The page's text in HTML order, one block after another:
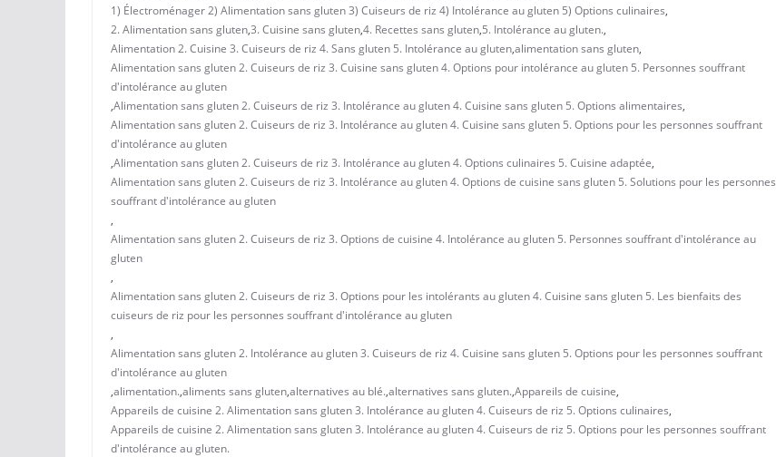
1) Électroménager 2) Alimentation sans gluten 3) Cuiseurs de riz 4) Intolérance au gluten 5) Options culinaires,
2. Alimentation sans gluten,3. Cuisine sans gluten,4. Recettes sans gluten,5. Intolérance au gluten.,
Alimentation 2. Cuisine 3. Cuiseurs de riz 4. Sans gluten 5. Intolérance au gluten,alimentation sans gluten,
Alimentation sans gluten 2. Cuiseurs de riz 3. Cuisine sans gluten 4. Options pour intolérance au gluten 5. Personnes souffrant
d'intolérance au gluten
,Alimentation sans gluten 2. Cuiseurs de riz 3. Intolérance au gluten 4. Cuisine sans gluten 5. Options alimentaires,
Alimentation sans gluten 2. Cuiseurs de riz 3. Intolérance au gluten 4. Cuisine sans gluten 5. Options pour les personnes souffrant
d'intolérance au gluten
,Alimentation sans gluten 2. Cuiseurs de riz 3. Intolérance au gluten 4. Options culinaires 5. Cuisine adaptée,
Alimentation sans gluten 2. Cuiseurs de riz 3. Intolérance au gluten 4. Options de cuisine sans gluten 5. Solutions pour les personnes
souffrant d'intolérance au gluten
,
Alimentation sans gluten 2. Cuiseurs de riz 3. Options de cuisine 4. Intolérance au gluten 5. Personnes souffrant d'intolérance au
gluten
,
Alimentation sans gluten 2. Cuiseurs de riz 3. Options pour les intolérants au gluten 4. Cuisine sans gluten 5. Les bienfaits des
cuiseurs de riz pour les personnes souffrant d'intolérance au gluten
,
Alimentation sans gluten 2. Intolérance au gluten 3. Cuiseurs de riz 4. Cuisine sans gluten 5. Options pour les personnes souffrant
d'intolérance au gluten
,alimentation.,aliments sans gluten,alternatives au blé.,alternatives sans gluten.,Appareils de cuisine,
Appareils de cuisine 2. Alimentation sans gluten 3. Intolérance au gluten 4. Cuiseurs de riz 5. Options culinaires,
Appareils de cuisine 2. Alimentation sans gluten 3. Intolérance au gluten 4. Cuiseurs de riz 5. Options pour les personnes souffrant
d'intolérance au gluten.